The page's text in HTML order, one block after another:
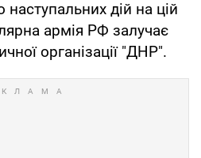
дій на цій
армія РФ залучає
організації "ДНР".